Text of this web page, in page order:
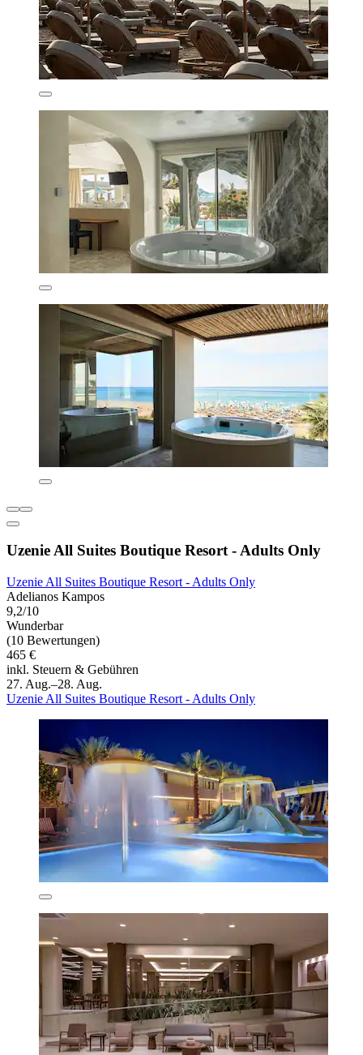
Uzenie All Suites Boutique Resort - Adults Only
Uzenie All Suites Boutique Resort - Adults Only
Adelianos Kampos
9,2/10
Wunderbar
(10 Bewertungen)
465 €
inkl. Steuern & Gebühren
27. Aug.–28. Aug.
Uzenie All Suites Boutique Resort - Adults Only